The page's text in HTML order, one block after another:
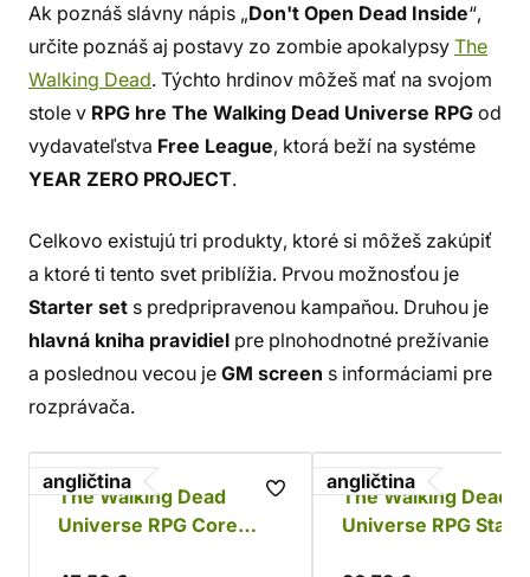
Ak poznáš slávny nápis „Don't Open Dead Inside“,
určite poznáš aj postavy zo zombie apokalypsy The
Walking Dead. Týchto hrdinov môžeš mať na svojom
stole v RPG hre The Walking Dead Universe RPG od
vydavateľstva Free League, ktorá beží na systéme
YEAR ZERO PROJECT.
Celkovo existujú tri produkty, ktoré si môžeš zakúpiť
a ktoré ti tento svet priblížia. Prvou možnosťou je
Starter set s predpripravenou kampaňou. Druhou je
hlavná kniha pravidiel pre plnohodnotné prežívanie
a poslednou vecou je GM screen s informáciami pre
rozprávača.
angličtina
The Walking Dead
Universe RPG Core
angličtina
The Walking Dead
Universe RPG